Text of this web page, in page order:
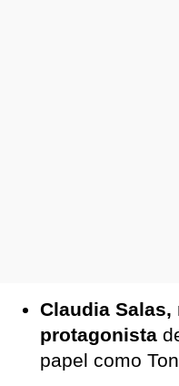
Claudia
protagonista
papel como